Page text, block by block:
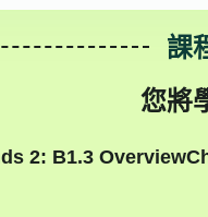
課
您將
2: B1.3 Overview